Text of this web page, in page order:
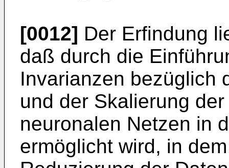
[0012] Der Erfindung
daß durch die
Invarianzen bezüglich
und der Skalierung
neuronalen Netzen in
ermöglicht wird, in